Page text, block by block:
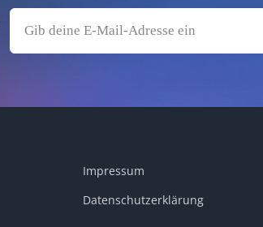
Impressum
Datenschutzerklärung